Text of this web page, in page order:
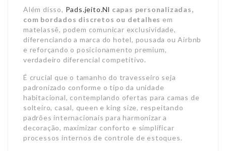
Além disso, Pads.jeito.Nl capas personalizadas,
com bordados discretos ou detalhes em
matelassê, podem comunicar exclusividade,
diferenciando a marca do hotel, pousada ou Airbnb
e reforçando o posicionamento premium,
verdadeiro diferencial competitivo.
É crucial que o tamanho do travesseiro seja
padronizado conforme o tipo da unidade
habitacional, contemplando ofertas para camas de
solteiro, casal, queen e king size, respeitando
padrões internacionais para harmonizar a
decoração, maximizar conforto e simplificar
processos internos de controle de estoques.